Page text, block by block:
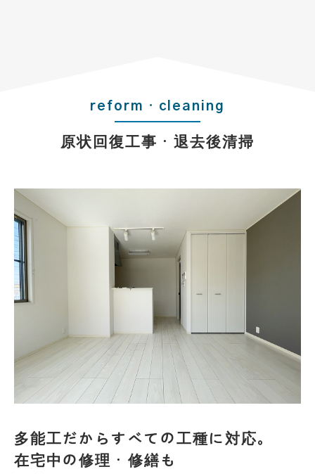
reform・cleaning
原状回復工事・退去後清掃
多能工だからすべての工種に対応。
在宅中の修理・修繕も